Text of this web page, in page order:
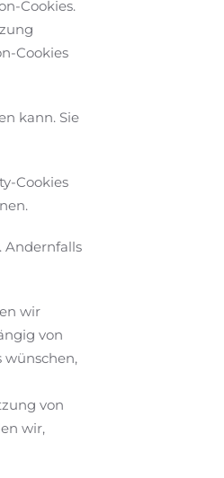
Cookies.
Cookies
kann. Sie
Cookies
Andernfalls
wir
von
wünschen,
von
wir,